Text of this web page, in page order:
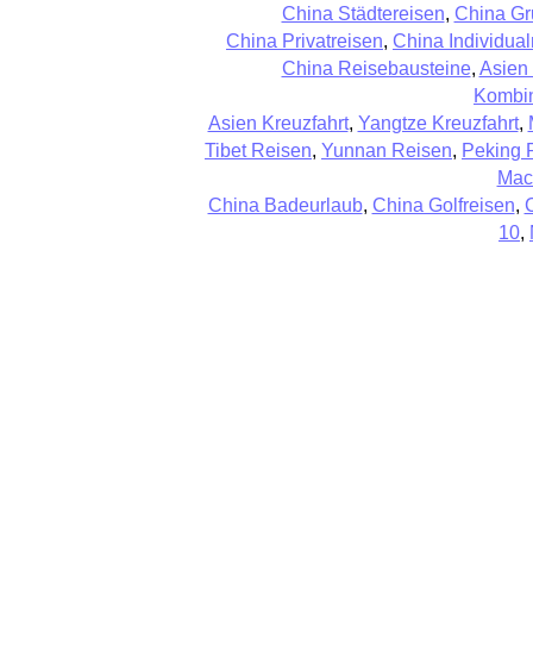
China Städtereisen, China
China Privatreisen, China
China Reisebausteine, Asien
Asien Kreuzfahrt, Yangtze Kreuzfahrt,
Tibet Reisen, Yunnan Reisen, Peking
China Badeurlaub, China Golfreisen,
10,